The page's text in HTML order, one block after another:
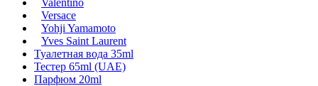
Versace
Yohji Yamamoto
Yves Saint Laurent
Туалетная вода 35ml
Тестер 65ml (UAE)
Парфюм 20ml